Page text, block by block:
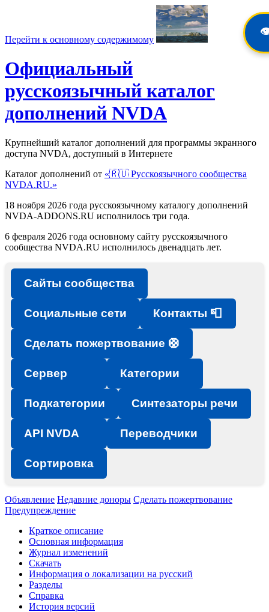
Перейти к основному содержимому
Официальный
русскоязычный каталог
дополнений NVDA
Крупнейший каталог дополнений для программы экранного
доступа NVDA, доступный в Интернете
Каталог дополнений от «🇷🇺 Русскоязычного сообщества
NVDA.RU.»
18 ноября 2026 года русскоязычному каталогу дополнений
NVDA-ADDONS.RU исполнилось три года.
6 февраля 2026 года основному сайту русскоязычного
сообщества NVDA.RU исполнилось двенадцать лет.
Сайты сообщества
Социальные сети Контакты 📮
Сделать пожертвование 🛟
Сервер Категории
Подкатегории Синтезаторы речи
API NVDA Переводчики
Сортировка
Объявление Недавние доноры Сделать пожертвование
Предупреждение
Краткое описание
Основная информация
Журнал изменений
Скачать
Информация о локализации на русский
Разделы
Справка
История версий